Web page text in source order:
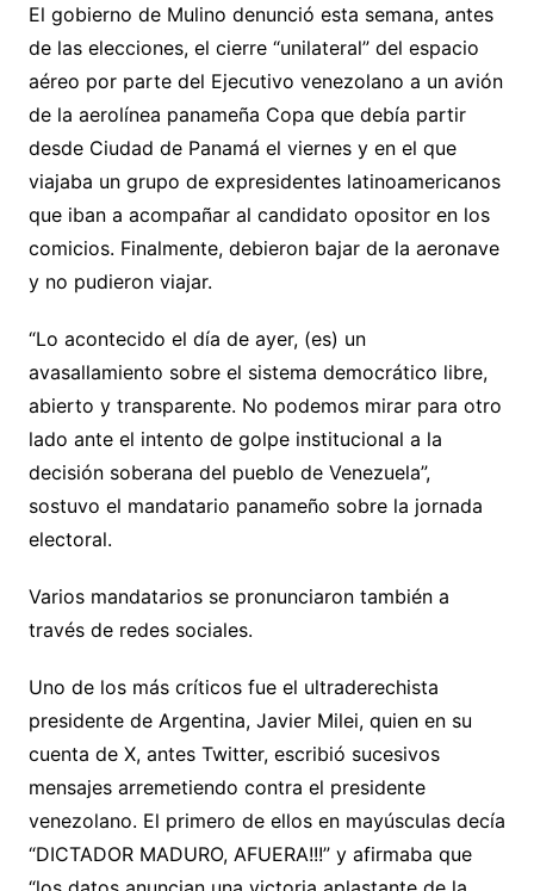
El gobierno de Mulino denunció esta semana, antes
de las elecciones, el cierre “unilateral” del espacio
aéreo por parte del Ejecutivo venezolano a un avión
de la aerolínea panameña Copa que debía partir
desde Ciudad de Panamá el viernes y en el que
viajaba un grupo de expresidentes latinoamericanos
que iban a acompañar al candidato opositor en los
comicios. Finalmente, debieron bajar de la aeronave
y no pudieron viajar.
“Lo acontecido el día de ayer, (es) un
avasallamiento sobre el sistema democrático libre,
abierto y transparente. No podemos mirar para otro
lado ante el intento de golpe institucional a la
decisión soberana del pueblo de Venezuela”,
sostuvo el mandatario panameño sobre la jornada
electoral.
Varios mandatarios se pronunciaron también a
través de redes sociales.
Uno de los más críticos fue el ultraderechista
presidente de Argentina, Javier Milei, quien en su
cuenta de X, antes Twitter, escribió sucesivos
mensajes arremetiendo contra el presidente
venezolano. El primero de ellos en mayúsculas decía
“DICTADOR MADURO, AFUERA!!!” y afirmaba que